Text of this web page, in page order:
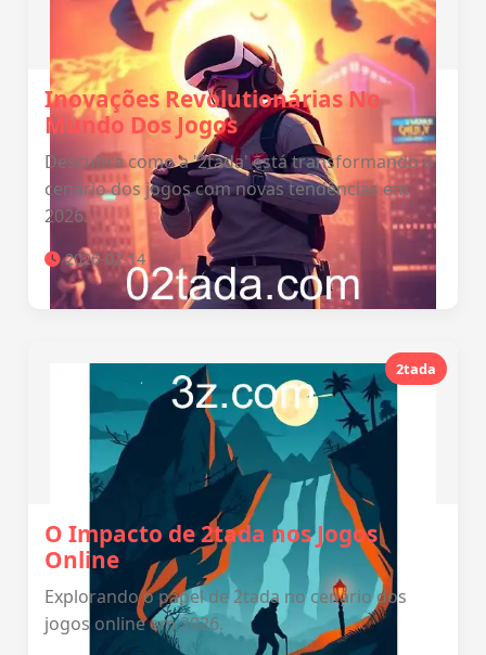
Inovações Revolutionárias No
Mundo Dos Jogos
Descubra como a '2tada' está transformando o
cenário dos jogos com novas tendências em
2026.
2026-02-14
2tada
O Impacto de 2tada nos Jogos
Online
Explorando o papel de 2tada no cenário dos
jogos online em 2026.